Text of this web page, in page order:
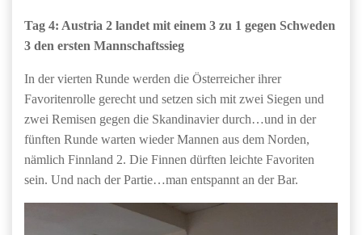
Tag 4: Austria 2 landet mit einem 3 zu 1 gegen Schweden
3 den ersten Mannschaftssieg
In der vierten Runde werden die Österreicher ihrer
Favoritenrolle gerecht und setzen sich mit zwei Siegen und
zwei Remisen gegen die Skandinavier durch…und in der
fünften Runde warten wieder Mannen aus dem Norden,
nämlich Finnland 2. Die Finnen dürften leichte Favoriten
sein. Und nach der Partie…man entspannt an der Bar.